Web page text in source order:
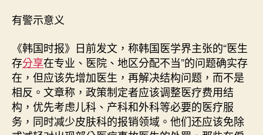
有警示意义
《韩国时报》日前发文，称韩国医学界主张的“医生
存分享在专业、医院、地区分配不当”的问题确实存
在，但应该先增加医生，再解决结构问题，而不是
相反。文章称，政策制定者应该调整医疗费用结
构，优先考虑儿科、产科和外科等必要的医疗服
务，同时减少皮肤科的报销领域。他们还应该免除